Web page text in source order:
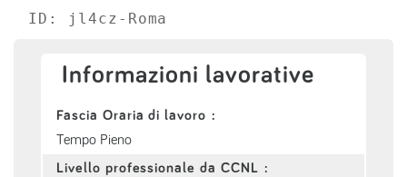
ID: jl4cz-Roma
Informazioni lavorative
Fascia Oraria di lavoro :
Tempo Pieno
Livello professionale da CCNL :